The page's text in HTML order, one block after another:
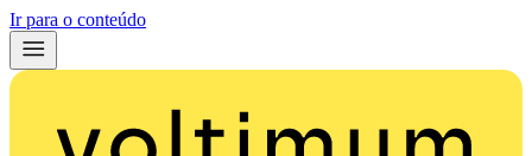
Ir para o conteúdo